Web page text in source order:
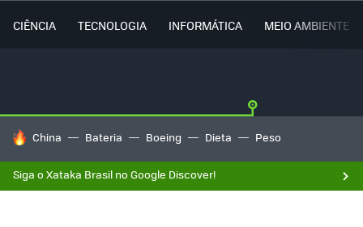
CIÊNCIA TECNOLOGIA INFORMÁTICA MEIO AMBIENTE
TENDÊNCIAS DO DIA
China Bateria Boeing Dieta Peso
Siga o Xataka Brasil no Google Discover!